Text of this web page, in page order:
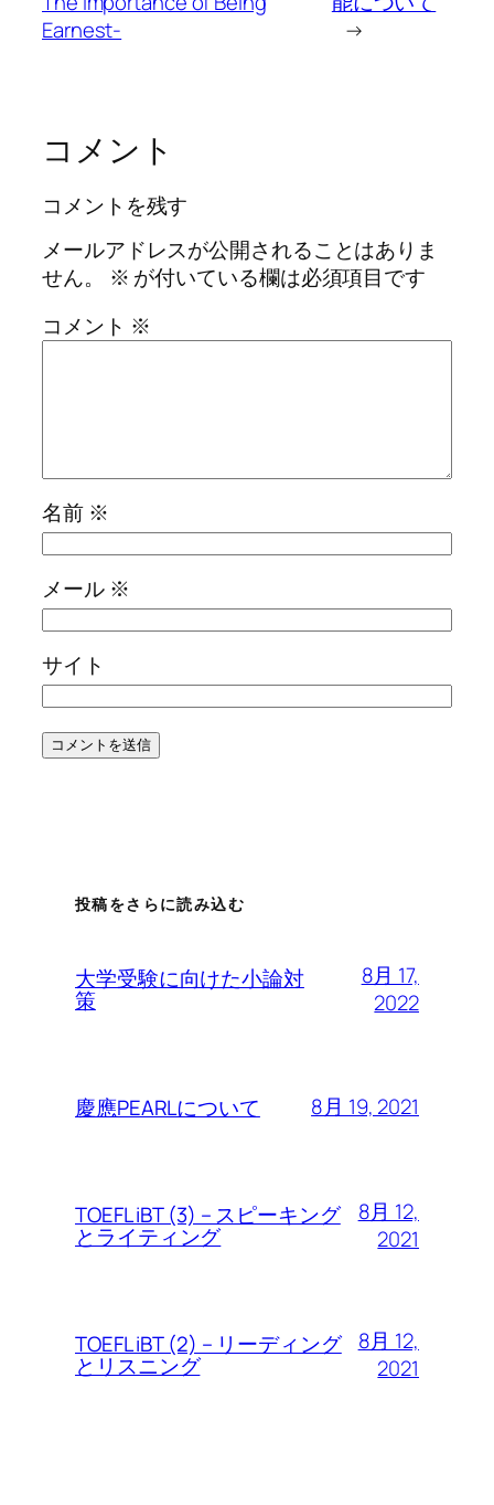
Earnest-
→
コメント
コメントを残す
メールアドレスが公開されることはありま
せん。
※ が付いている欄は必須項目です
コメント ※
名前 ※
メール ※
サイト
投稿をさらに読み込む
大学受験に向けた小論対
策
8月 17,
2022
慶應PEARLについて 8月 19, 2021
TOEFL iBT (3) – スピーキング
とライティング
8月 12,
2021
TOEFL iBT (2) – リーディング
とリスニング
8月 12,
2021